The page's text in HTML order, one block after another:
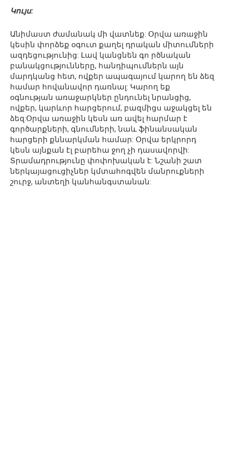
Կույս:
Անիմաստ ժամանակ մի վատնեք: Օրվա առաջին
կեսին փորձեք օգուտ քաղել դրական միտումների
ազդեցությունից: Լավ կանցնեն գո րծնական
բանակցությունները, հանդիպումներն այն
մարդկանց հետ, ովքեր ապագայում կարող են ձեզ
համար հովանավոր դառնալ: Կարող եք
օգնության առաջարկներ ընդունել նրանցից,
ովքեր, կարևոր հարցերում, բազմիցս աջակցել են
ձեզ:Օրվա առաջին կեսն առ ավել հարմար է
գործարքների, գնումների, նաև ֆինանսական
հարցերի քննարկման համար: Օրվա երկրորդ
կեսն այնքան էլ բարեհա ջող չի դասավորվի:
Տրամադրությունը փոփոխական է: Նշանի շատ
ներկայացուցիչներ կմտահոգվեն մանրուքների
շուրջ, անտեղի կանհանգստանան: